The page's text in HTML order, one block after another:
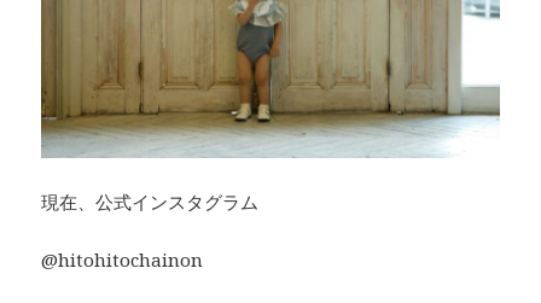
現在、公式インスタグラム
@hitohitochainon